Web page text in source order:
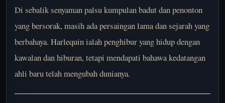
Di sebalik senyaman palsu kumpulan badut dan penonton
yang bersorak, masih ada persaingan lama dan sejarah yang
berbahaya. Harlequin ialah penghibur yang hidup dengan
kawalan dan hiburan, tetapi mendapati bahawa kedatangan
ahli baru telah mengubah dunianya.